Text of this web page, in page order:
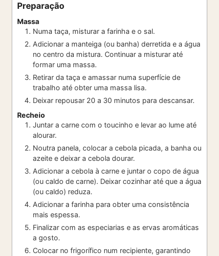
Preparação
Massa
Numa taça, misturar a farinha e o sal.
Adicionar a manteiga (ou banha) derretida e a água
no centro da mistura. Continuar a misturar até
formar uma massa.
Retirar da taça e amassar numa superfície de
trabalho até obter uma massa lisa.
Deixar repousar 20 a 30 minutos para descansar.
Recheio
Juntar a carne com o toucinho e levar ao lume até
alourar.
Noutra panela, colocar a cebola picada, a banha ou
azeite e deixar a cebola dourar.
Adicionar a cebola à carne e juntar o copo de água
(ou caldo de carne). Deixar cozinhar até que a água
(ou caldo) reduza.
Adicionar a farinha para obter uma consistência
mais espessa.
Finalizar com as especiarias e as ervas aromáticas
a gosto.
Colocar no frigorífico num recipiente, garantindo